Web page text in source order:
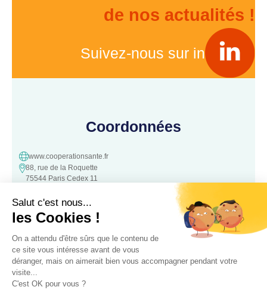
de nos actualités !
Suivez-nous sur in
Coordonnées
www.cooperationsante.fr
88, rue de la Roquette
75544 Paris Cedex 11
Contact
Une question, une suggestion ?
N’hésitez pas à nous contacter :
Contacter nous